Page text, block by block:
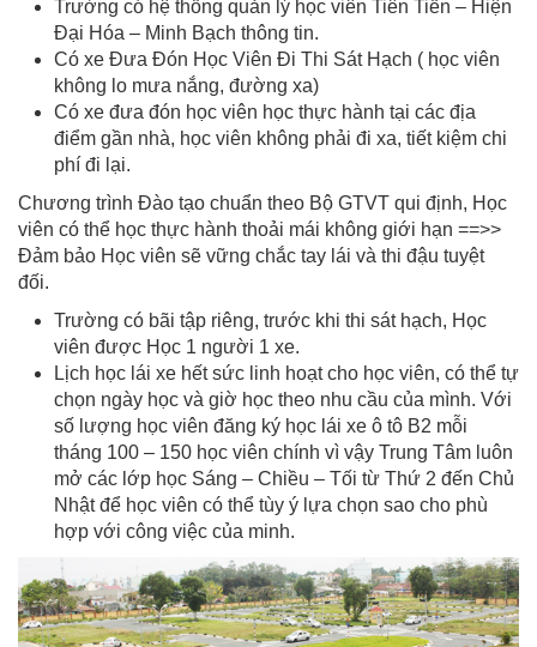
Trường có hệ thống quản lý học viên Tiên Tiến – Hiện
Đại Hóa – Minh Bạch thông tin.
Có xe Đưa Đón Học Viên Đi Thi Sát Hạch ( học viên
không lo mưa nắng, đường xa)
Có xe đưa đón học viên học thực hành tại các địa
điểm gần nhà, học viên không phải đi xa, tiết kiệm chi
phí đi lại.
Chương trình Đào tạo chuẩn theo Bộ GTVT qui định, Học
viên có thể học thực hành thoải mái không giới hạn ==>>
Đảm bảo Học viên sẽ vững chắc tay lái và thi đậu tuyệt
đối.
Trường có bãi tập riêng, trước khi thi sát hạch, Học
viên được Học 1 người 1 xe.
Lịch học lái xe hết sức linh hoạt cho học viên, có thể tự
chọn ngày học và giờ học theo nhu cầu của mình. Với
số lượng học viên đăng ký học lái xe ô tô B2 mỗi
tháng 100 – 150 học viên chính vì vậy Trung Tâm luôn
mở các lớp học Sáng – Chiều – Tối từ Thứ 2 đến Chủ
Nhật để học viên có thể tùy ý lựa chọn sao cho phù
hợp với công việc của minh.